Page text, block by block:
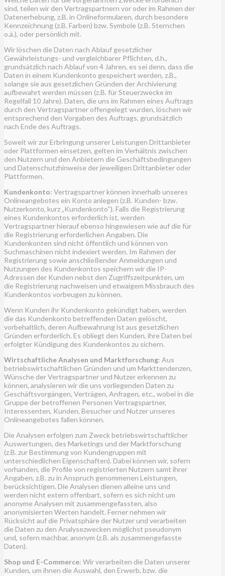
sind, teilen wir den Vertragspartnern vor oder im Rahmen der
Datenerhebung, z.B. in Onlineformularen, durch besondere
Kennzeichnung (z.B. Farben) bzw. Symbole (z.B. Sternchen
o.ä.), oder persönlich mit.
Wir löschen die Daten nach Ablauf gesetzlicher
Gewährleistungs- und vergleichbarer Pflichten, d.h.,
grundsätzlich nach Ablauf von 4 Jahren, es sei denn, dass die
Daten in einem Kundenkonto gespeichert werden, z.B.,
solange sie aus gesetzlichen Gründen der Archivierung
aufbewahrt werden müssen (z.B. für Steuerzwecke im
Regelfall 10 Jahre). Daten, die uns im Rahmen eines Auftrags
durch den Vertragspartner offengelegt wurden, löschen wir
entsprechend den Vorgaben des Auftrags, grundsätzlich
nach Ende des Auftrags.
Soweit wir zur Erbringung unserer Leistungen Drittanbieter
oder Plattformen einsetzen, gelten im Verhältnis zwischen
den Nutzern und den Anbietern die Geschäftsbedingungen
und Datenschutzhinweise der jeweiligen Drittanbieter oder
Plattformen.
Kundenkonto: Vertragspartner können innerhalb unseres
Onlineangebotes ein Konto anlegen (z.B. Kunden- bzw.
Nutzerkonto, kurz „Kundenkonto“). Falls die Registrierung
eines Kundenkontos erforderlich ist, werden
Vertragspartner hierauf ebenso hingewiesen wie auf die für
die Registrierung erforderlichen Angaben. Die
Kundenkonten sind nicht öffentlich und können von
Suchmaschinen nicht indexiert werden. Im Rahmen der
Registrierung sowie anschließender Anmeldungen und
Nutzungen des Kundenkontos speichern wir die IP-
Adressen der Kunden nebst den Zugriffszeitpunkten, um
die Registrierung nachweisen und etwaigem Missbrauch des
Kundenkontos vorbeugen zu können.
Wenn Kunden ihr Kundenkonto gekündigt haben, werden
die das Kundenkonto betreffenden Daten gelöscht,
vorbehaltlich, deren Aufbewahrung ist aus gesetzlichen
Gründen erforderlich. Es obliegt den Kunden, ihre Daten bei
erfolgter Kündigung des Kundenkontos zu sichern.
Wirtschaftliche Analysen und Marktforschung: Aus
betriebswirtschaftlichen Gründen und um Markttendenzen,
Wünsche der Vertragspartner und Nutzer erkennen zu
können, analysieren wir die uns vorliegenden Daten zu
Geschäftsvorgängen, Verträgen, Anfragen, etc., wobei in die
Gruppe der betroffenen Personen Vertragspartner,
Interessenten, Kunden, Besucher und Nutzer unseres
Onlineangebotes fallen können.
Die Analysen erfolgen zum Zweck betriebswirtschaftlicher
Auswertungen, des Marketings und der Marktforschung
(z.B. zur Bestimmung von Kundengruppen mit
unterschiedlichen Eigenschaften). Dabei können wir, sofern
vorhanden, die Profile von registrierten Nutzern samt ihrer
Angaben, z.B. zu in Anspruch genommenen Leistungen,
berücksichtigen. Die Analysen dienen alleine uns und
werden nicht extern offenbart, sofern es sich nicht um
anonyme Analysen mit zusammengefassten, also
anonymisierten Werten handelt. Ferner nehmen wir
Rücksicht auf die Privatsphäre der Nutzer und verarbeiten
die Daten zu den Analysezwecken möglichst pseudonym
und, sofern machbar, anonym (z.B. als zusammengefasste
Daten).
Shop und E-Commerce: Wir verarbeiten die Daten unserer
Kunden, um ihnen die Auswahl, den Erwerb, bzw. die